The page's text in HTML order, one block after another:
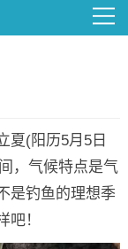
夏(阳历5月5日
，气候特点是气
是钓鱼的理想季
！